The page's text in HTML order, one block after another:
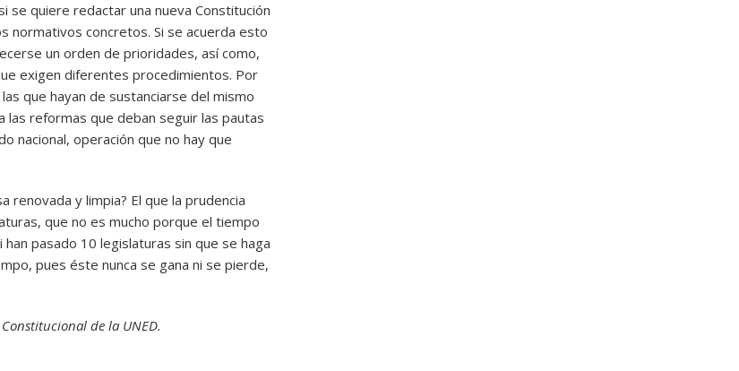
se quiere redactar una nueva Constitución
normativos concretos. Si se acuerda esto
un orden de prioridades, así como,
exigen diferentes procedimientos. Por
que hayan de sustanciarse del mismo
reformas que deban seguir las pautas
nacional, operación que no hay que
renovada y limpia? El que la prudencia
que no es mucho porque el tiempo
pasado 10 legislaturas sin que se haga
pues éste nunca se gana ni se pierde,
de la UNED.